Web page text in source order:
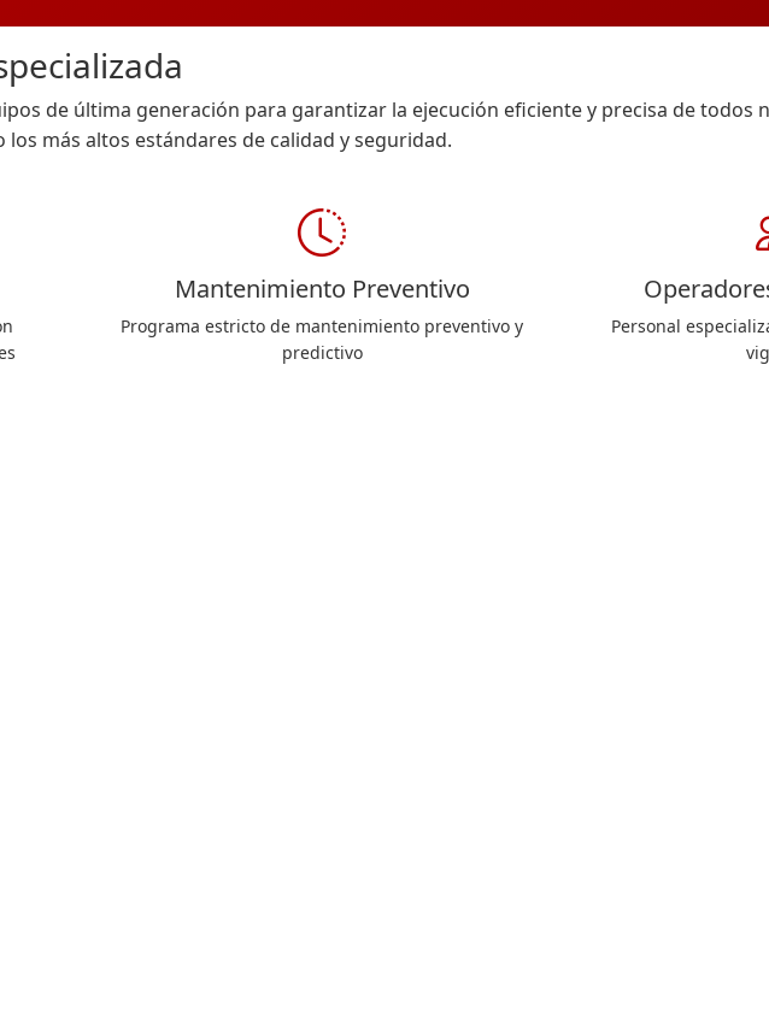
de última generación para garantizar la ejecución eficiente y precisa de todos
más altos estándares de calidad y seguridad.
Mantenimiento Preventivo
Programa estricto de mantenimiento preventivo y
predictivo
Personal